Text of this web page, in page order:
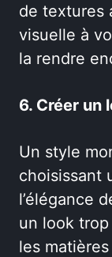
de textures
visuelle à
la rendre
6. Créer un
Un style
choisissant
l’élégance
un look
les